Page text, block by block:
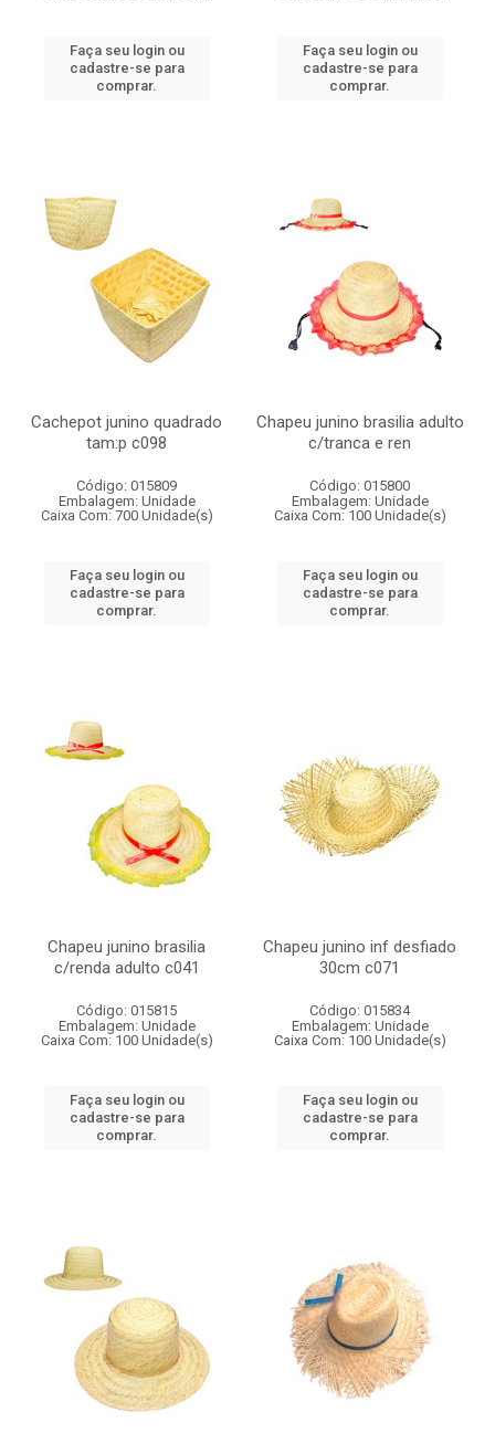
Faça seu login ou
cadastre-se para
comprar.
Faça seu login ou
cadastre-se para
comprar.
Cachepot junino quadrado
tam:p c098
Código: 015809
Embalagem: Unidade
Caixa Com: 700 Unidade(s)
Faça seu login ou
cadastre-se para
comprar.
Chapeu junino brasilia adulto
c/tranca e ren
Código: 015800
Embalagem: Unidade
Caixa Com: 100 Unidade(s)
Faça seu login ou
cadastre-se para
comprar.
Chapeu junino brasilia
c/renda adulto c041
Código: 015815
Embalagem: Unidade
Caixa Com: 100 Unidade(s)
Faça seu login ou
cadastre-se para
comprar.
Chapeu junino inf desfiado
30cm c071
Código: 015834
Embalagem: Unidade
Caixa Com: 100 Unidade(s)
Faça seu login ou
cadastre-se para
comprar.